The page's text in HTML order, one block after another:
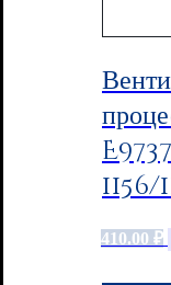
1156/
410.00 ₽